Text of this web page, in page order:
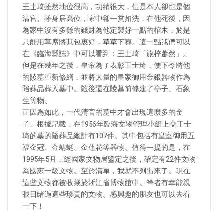
王士琦雖然地位很高，功績很大，但是本人卻也是個
清官。雖身居高位，家中卻一貧如洗，在他死後，因
為家中沒有多餘的錢財為他定製好一點的棺木，於是
只能用草席將其包裹好，草草下葬。這一點我們可以
在《臨海縣誌》中可以看到：王士琦「旅梓蕭然」。
但是在幾年之後，皇帝為了表彰王士琦，便下令將他
的陵墓重新修繕，並將大量的皇家御用金銀器物作為
陪葬品葬入墓中。隨後還在陵墓前修建了亭子、石象
生等物。
正因為如此，一代清官的墓中才會出現這麼多的金
子。根據記載，在1956年臨海文物管理小組上交王士
琦的墓的隨葬品總計有107件。其中包括有皇室御用五
福金冠、金蜻蜓、金蓮花等器物。值得一提的是，在
1995年5月，經國家文物局鑒定之後，確定有22件文物
為國家一級文物。至於清單，我就不列出來了。現在
這些文物都被收藏於浙江省博物館中。筆者有幸能親
眼目睹過這些珍貴的文物。感興趣的朋友也可以去看
一下！